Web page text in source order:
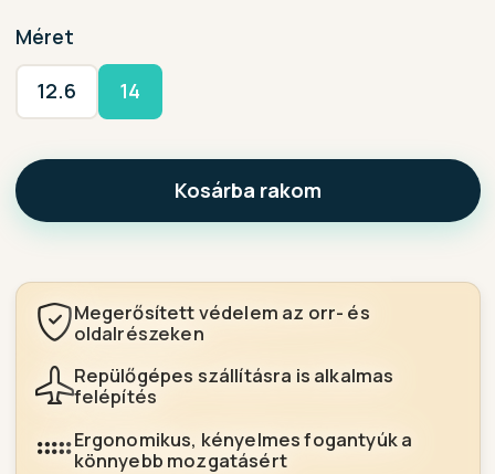
Méret
12.6 14
Kosárba rakom
Megerősített védelem az orr- és
oldalrészeken
Repülőgépes szállításra is alkalmas
felépítés
Ergonomikus, kényelmes fogantyúk a
könnyebb mozgatásért